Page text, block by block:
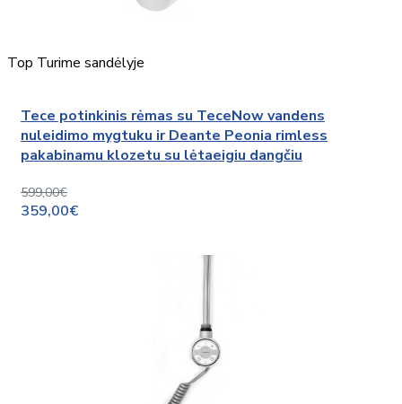
Top Turime sandėlyje
Tece potinkinis rėmas su TeceNow vandens
nuleidimo mygtuku ir Deante Peonia rimless
pakabinamu klozetu su lėtaeigiu dangčiu
599,00€
359,00€